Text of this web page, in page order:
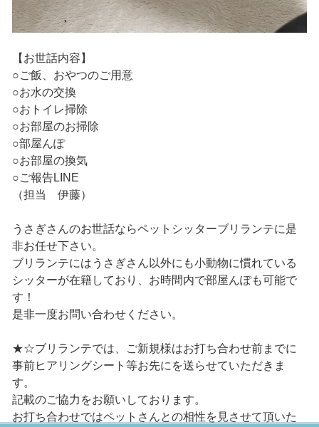
【お世話内容】
○ご飯、おやつのご用意
○お水の交換
○おトイレ掃除
○お部屋のお掃除
○部屋んぽ
○お部屋の換気
○ご報告LINE
（担当 伊藤）
うさぎさんのお世話ならペットシッターブリランテに是
非お任せ下さい。
ブリランテにはうさぎさん以外にも小動物に慣れている
シッターが在籍しており、お時間内で部屋んぽも可能で
す！
是非一度お問い合わせください。
★☆ブリランテでは、ご新規様はお打ち合わせ前までに
事前ヒアリングシート等お先にを送らせていただきま
す。
記載のご協力をお願いしております。
お打ち合わせではペットさんとの相性を見させて頂いた